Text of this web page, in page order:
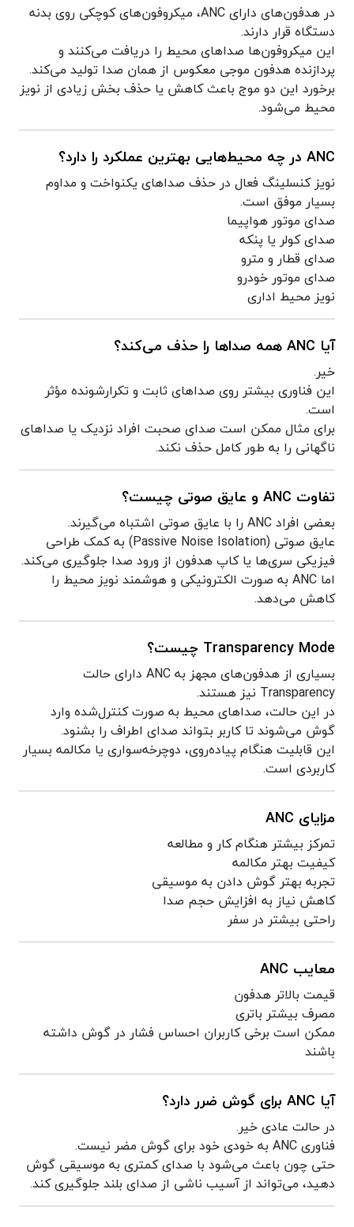
در هدفون‌های دارای ANC، میکروفون‌های کوچکی روی بدنه
دستگاه قرار دارند.
این میکروفون‌ها صداهای محیط را دریافت می‌کنند و
پردازنده هدفون موجی معکوس از همان صدا تولید می‌کند.
برخورد این دو موج باعث کاهش یا حذف بخش زیادی از نویز
محیط می‌شود.
ANC در چه محیط‌هایی بهترین عملکرد را دارد؟
نویز کنسلینگ فعال در حذف صداهای یکنواخت و مداوم
بسیار موفق است.
صدای موتور هواپیما
صدای کولر یا پنکه
صدای قطار و مترو
صدای موتور خودرو
نویز محیط اداری
آیا ANC همه صداها را حذف می‌کند؟
خیر.
این فناوری بیشتر روی صداهای ثابت و تکرارشونده مؤثر
است.
برای مثال ممکن است صدای صحبت افراد نزدیک یا صداهای
ناگهانی را به طور کامل حذف نکند.
تفاوت ANC و عایق صوتی چیست؟
بعضی افراد ANC را با عایق صوتی اشتباه می‌گیرند.
عایق صوتی (Passive Noise Isolation) به کمک طراحی
فیزیکی سری‌ها یا کاپ هدفون از ورود صدا جلوگیری می‌کند.
اما ANC به صورت الکترونیکی و هوشمند نویز محیط را
کاهش می‌دهد.
Transparency Mode چیست؟
بسیاری از هدفون‌های مجهز به ANC دارای حالت
Transparency نیز هستند.
در این حالت، صداهای محیط به صورت کنترل‌شده وارد
گوش می‌شوند تا کاربر بتواند صدای اطراف را بشنود.
این قابلیت هنگام پیاده‌روی، دوچرخه‌سواری یا مکالمه بسیار
کاربردی است.
مزایای ANC
تمرکز بیشتر هنگام کار و مطالعه
کیفیت بهتر مکالمه
تجربه بهتر گوش دادن به موسیقی
کاهش نیاز به افزایش حجم صدا
راحتی بیشتر در سفر
معایب ANC
قیمت بالاتر هدفون
مصرف بیشتر باتری
ممکن است برخی کاربران احساس فشار در گوش داشته
باشند
آیا ANC برای گوش ضرر دارد؟
در حالت عادی خیر.
فناوری ANC به خودی خود برای گوش مضر نیست.
حتی چون باعث می‌شود با صدای کمتری به موسیقی گوش
دهید، می‌تواند از آسیب ناشی از صدای بلند جلوگیری کند.